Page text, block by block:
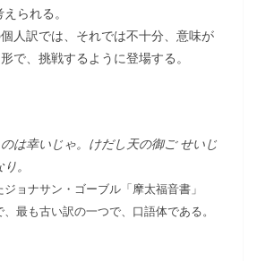
えられる。
人訳では、それでは不十分、意味が
で、挑戦するように登場する。
は幸いじゃ。けだし天の御ご せいじ
。
ョナサン・ゴーブル「摩太福音書」
、最も古い訳の一つで、口語体である。